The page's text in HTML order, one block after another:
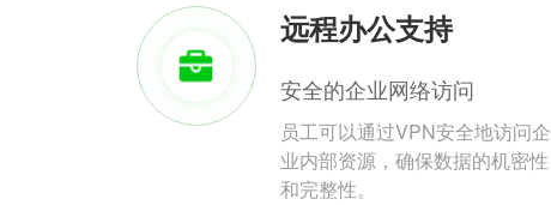
远程办公支持
安全的企业网络访问
员工可以通过VPN安全地访问企
业内部资源，确保数据的机密性
和完整性。